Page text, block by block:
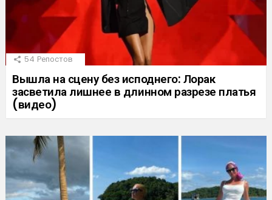
54 Репостов
Вышла на сцену без исподнего: Лорак
засветила лишнее в длинном разрезе платья
(видео)